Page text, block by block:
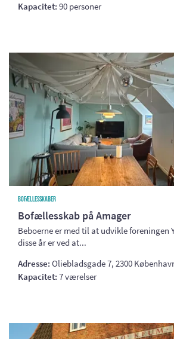
Kapacitet: 90 personer
Bofællesskaber
Bofællesskab på Amager
Beboerne er med til at udvikle foreningen
disse år er ved at...
Adresse: Oliebladsgade 7, 2300
Kapacitet: 7 værelser